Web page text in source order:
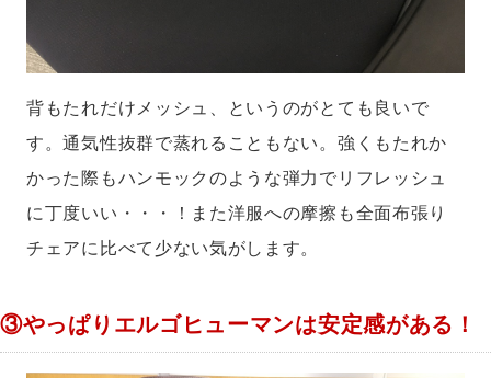
背もたれだけメッシュ、というのがとても良いで
す。通気性抜群で蒸れることもない。強くもたれか
かった際もハンモックのような弾力でリフレッシュ
に丁度いい・・・！また洋服への摩擦も全面布張り
チェアに比べて少ない気がします。
③やっぱりエルゴヒューマンは安定感がある！